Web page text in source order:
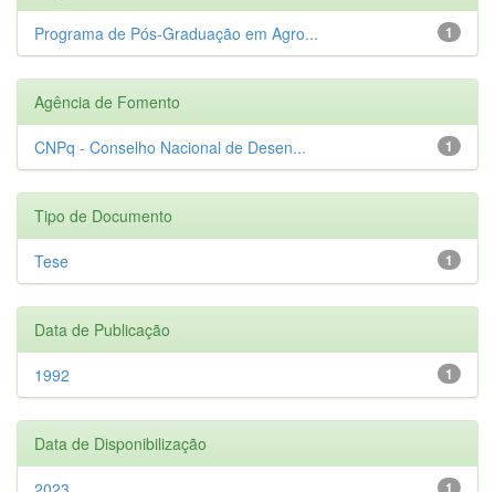
1
Programa de Pós-Graduação em Agro...
Agência de Fomento
1
CNPq - Conselho Nacional de Desen...
Tipo de Documento
1
Tese
Data de Publicação
1
1992
Data de Disponibilização
1